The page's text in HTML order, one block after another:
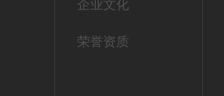
企业文化
荣誉资质